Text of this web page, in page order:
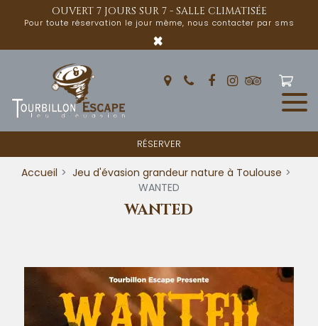
OUVERT 7 JOURS SUR 7 - SALLE CLIMATISÉE
Pour toute réservation le jour même, nous contacter par sms
×
RÉSERVER
Accueil
Jeu d'évasion grandeur nature à Toulouse
WANTED
WANTED
Panneau de gestion des cookies